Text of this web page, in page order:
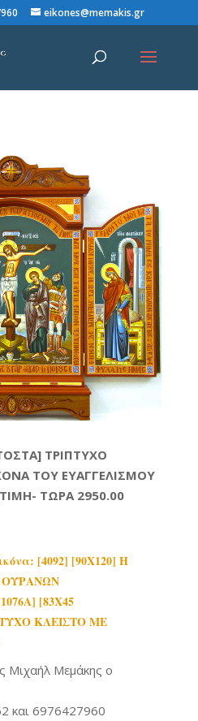
eikones@memakis.gr
ΤΡΙΠΤΥΧΟ
ΤΟΥ ΕΥΑΓΓΕΛΙΣΜΟΥ
ΤΩΡΑ 2950.00
[4092] [90Χ120] Η
[83X45
ΚΛΕΙΣΤΟ ΜΕ
Μιχαήλ Μεμάκης ο
και 6976427960